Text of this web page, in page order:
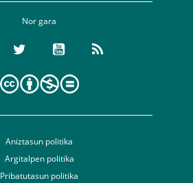
Nor gara
Aniztasun politika
Argitalpen politika
Pribatutasun politika